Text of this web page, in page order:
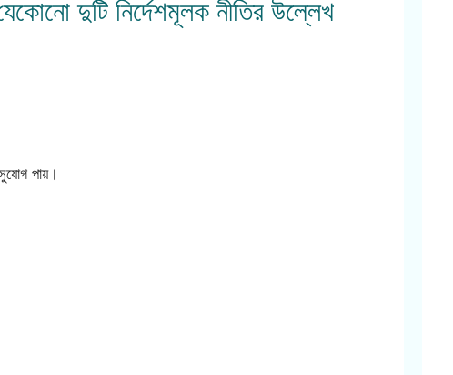
দুটি নির্দেশমূলক নীতির উল্লেখ
পায়।